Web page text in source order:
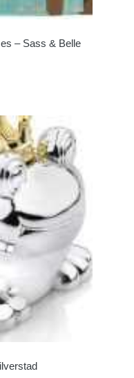
– Sass & Belle